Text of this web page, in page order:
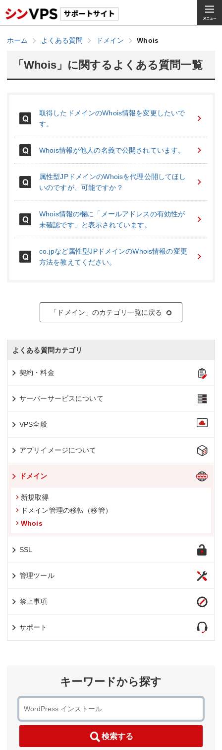
ホーム よくある質問 ドメイン Whois
「Whois」に関するよくある質問一覧
取得したドメインのWhois情報を変更したいで
す。
Whois情報が他人の名義で公開されています。
属性型JPドメインのWhoisを代理公開してほし
いのですが、可能ですか？
Whois情報の欄に「メールアドレスの有効性が
未確認です」と表示されています。
co.jpなど属性型JPドメインのWhois情報の変更
方法を教えてください。
「ドメイン」のカテゴリ一覧に戻る
よくある質問カテゴリ
契約・料金
サーバーサービスについて
VPS全般
アプリイメージについて
ドメイン
新規取得
ドメイン管理の移転（移管）
Whois
SSL
管理ツール
禁止事項
サポート
キーワードから探す
検索する